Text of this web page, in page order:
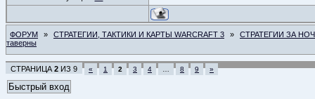
ФОРУМ » СТРАТЕГИИ, ТАКТИКИ И КАРТЫ WARCRAFT 3 »
СТРАТЕГИИ ЗА
таверны
СТРАНИЦА 2 ИЗ 9 « 1 2 3 4 8 9 »